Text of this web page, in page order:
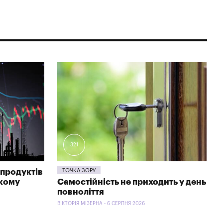
321
ТОЧКА ЗОРУ
Самостійність не приходить у день
повноліття
ВІКТОРІЯ МІЗЕРНА - 6 СЕРПНЯ 2026